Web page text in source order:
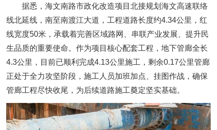
据悉，海文南路市政化改造项目北接规划海文高速联络
线北延线，南至南渡江大道，工程道路长度约4.34公里，红
线宽度50米，承载着完善区域路网、串联产业发展、提升民
生品质的重要使命。作为项目核心配套工程，地下管廊全长
4.3公里，目前已顺利完成4.13公里施工，剩余0.17公里管廊
正处于全力攻坚阶段，施工人员加班加点、挂图作战，确保
管廊工程尽快收尾，为后续道路施工奠定坚实基础。